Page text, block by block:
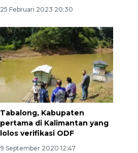
25 Februari 2023 20:30
Tabalong, Kabupaten
pertama di Kalimantan yang
lolos verifikasi ODF
9 September 2020 12:47
persen